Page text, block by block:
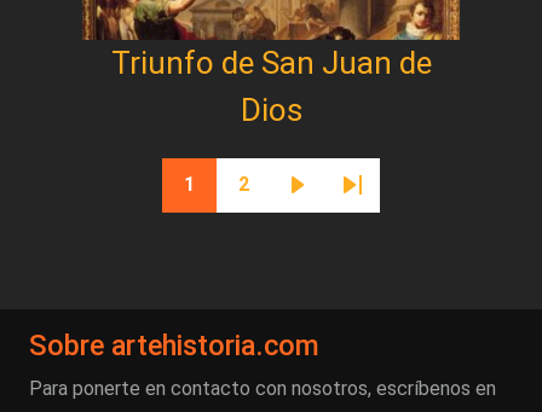
Triunfo de San Juan de
Dios
Página actual
1
Página
2
Siguiente página
Última página
Sobre artehistoria.com
Para ponerte en contacto con nosotros, escríbenos en